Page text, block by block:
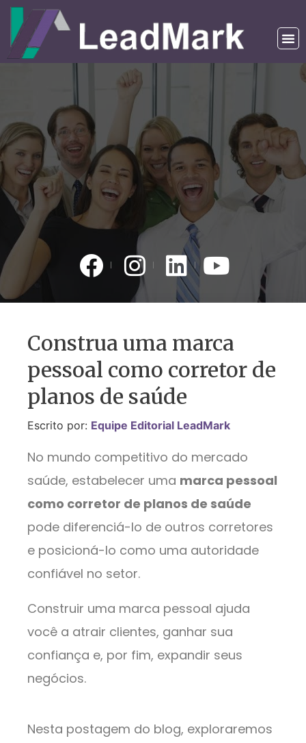
Construa uma marca
pessoal como corretor de
planos de saúde
Escrito por: Equipe Editorial LeadMark
No mundo competitivo do mercado
saúde, estabelecer uma marca pessoal
como corretor de planos de saúde
pode diferenciá-lo de outros corretores
e posicioná-lo como uma autoridade
confiável no setor.
Construir uma marca pessoal ajuda
você a atrair clientes, ganhar sua
confiança e, por fim, expandir seus
negócios.
Nesta postagem do blog, exploraremos